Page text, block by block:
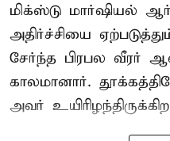
மிக்ஸ்டு மார்ஷியல்
அதிர்ச்சியை
சேர்ந்த பிரபல வீரர்
காலமானார்.
அவர்